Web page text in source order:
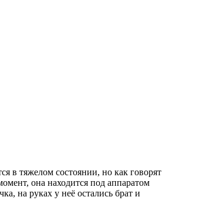
в тяжелом состоянии, но как говорят
она находится под аппаратом
на руках у неё остались брат и